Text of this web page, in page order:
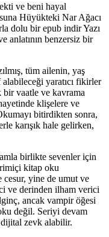
ve beni hayal
Hüyükteki Nar Ağacı
dolu bir epub indir Yazı
anlatının benzersiz bir
tüm ailenin, yaş
yaratıcı fikirler
vaatle ve kavrama
klişelere ve
bitirdikten sonra,
karışık hale gelirken,
birlikte sevenler için
kitap oku
yine de umut ve
ve derinden ilham verici
ancak vampir öğesi
değil. Seriyi devam
zevk alabilir.